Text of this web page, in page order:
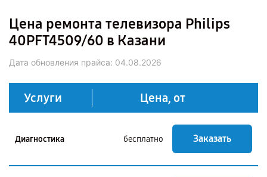
Цена ремонта телевизора Philips
40PFT4509/60 в Казани
Дата обновления прайса: 04.08.2026
Услуги Цена, от
Диагностика бесплатно Заказать